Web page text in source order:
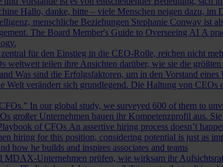
Hallo, danke, bitte – viele Menschen neigen dazu,
menschliche Beziehungen Stephanie Conway ist
The Board Member's Guide to Overseeing AI A
für den Einstieg in die CEO-Rolle, reichen nicht
weltweit teilen ihre Ansichten darüber, wie sie die
Was sind die Erfolgsfaktoren, um in den Vorstand
Welt verändert sich grundlegend. Die Haltung von CEOs
In our global study, we surveyed 600 of them to
großer Unternehmen bauen ihr Kompetenzprofil aus.
of CFOs An assertive hiring process doesn’t
hiring for this position, considering potential is just as
how he builds and inspires associates and teams
MDAX-Unternehmen prüfen, wie wirksam ihr